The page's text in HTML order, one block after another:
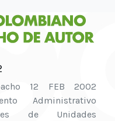
12 FEB 2002
Administrativo
de Unidades